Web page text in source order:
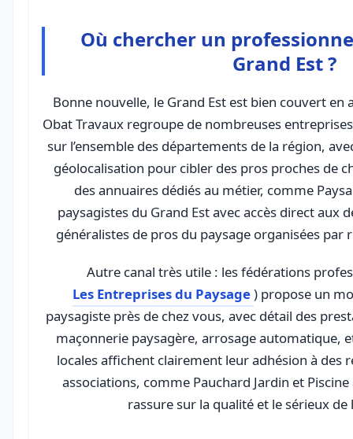
Où chercher un
Grand Est ?
Bonne nouvelle, le Grand Est est bien couvert en
Obat Travaux regroupe de nombreuses
sur l’ensemble des départements de la région,
géolocalisation pour cibler des pros proches de
des annuaires dédiés au métier, comme
paysagistes du Grand Est avec accès direct aux
généralistes de pros du paysage organisées
Autre canal très utile : les fédérations
Les Entreprises du Paysage) propose un
paysagiste près de chez vous, avec détail des
maçonnerie paysagère, arrosage automatique,
locales affichent clairement leur adhésion à des
associations, comme Pauchard Jardin et
rassure sur la qualité et le sérieux de